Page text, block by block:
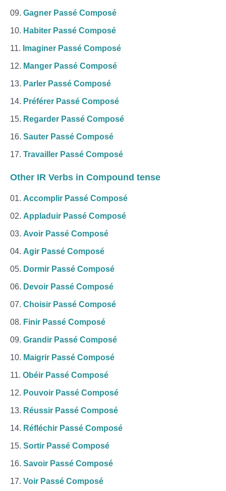
Gagner Passé Composé
Habiter Passé Composé
Imaginer Passé Composé
Manger Passé Composé
Parler Passé Composé
Préférer Passé Composé
Regarder Passé Composé
Sauter Passé Composé
Travailler Passé Composé
Other IR Verbs in Compound tense
Accomplir Passé Composé
Appladuir Passé Composé
Avoir Passé Composé
Agir Passé Composé
Dormir Passé Composé
Devoir Passé Composé
Choisir Passé Composé
Finir Passé Composé
Grandir Passé Composé
Maigrir Passé Composé
Obéir Passé Composé
Pouvoir Passé Composé
Réussir Passé Composé
Réfléchir Passé Composé
Sortir Passé Composé
Savoir Passé Composé
Voir Passé Composé